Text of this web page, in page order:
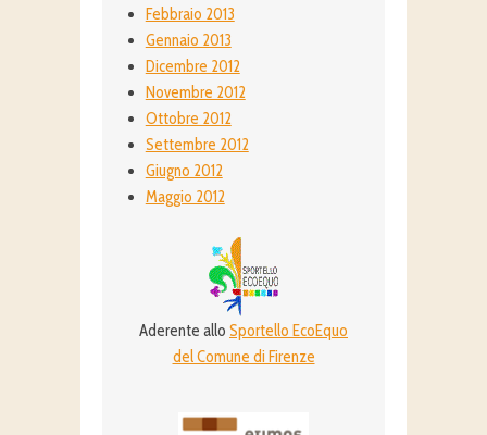
Febbraio 2013
Gennaio 2013
Dicembre 2012
Novembre 2012
Ottobre 2012
Settembre 2012
Giugno 2012
Maggio 2012
Aderente allo Sportello EcoEquo
del Comune di Firenze